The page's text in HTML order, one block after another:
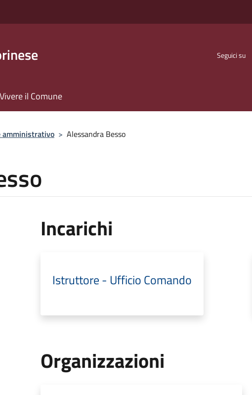
Seguici su
Vivere il Comune
amministrativo > Alessandra Besso
Incarichi
Istruttore - Ufficio Comando
Organizzazioni